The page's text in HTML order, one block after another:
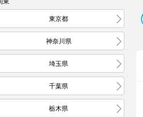
東京都
神奈川県
埼玉県
千葉県
栃木県